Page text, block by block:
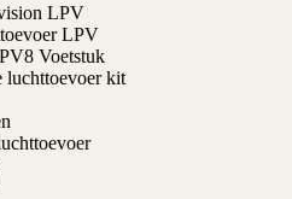
LPV
LPV
Voetstuk
kit